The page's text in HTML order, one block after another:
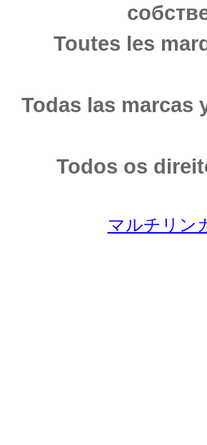
Toutes les
Todas las marcas
Todos os
マルチリン